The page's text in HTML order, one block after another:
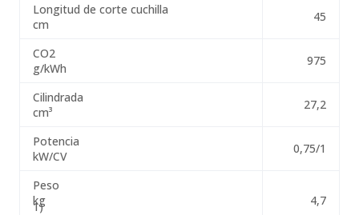
Longitud de corte cuchilla
cm
45
CO2
g/kWh
975
Cilindrada
cm³
27,2
Potencia
kW/CV
0,75/1
Peso
kg
1) 4,7